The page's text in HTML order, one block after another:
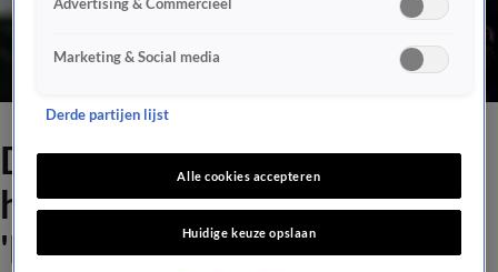
De Graafschap-voorzitter
haalt uit naar NAC-trainer:
'Fuck Steijn!'
Advertising & Commercieel
Marketing & Social media
Derde partijen lijst
Alle cookies accepteren
Huidige keuze opslaan